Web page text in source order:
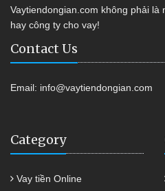
Vaytiendongian.com không phải
hay công ty cho vay!
Contact Us
Email: info@vaytiendongian.com
Category
Vay tiền Online